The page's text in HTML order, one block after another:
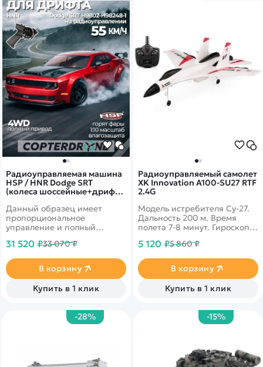
Радиоуправляемый самолет
XK Innovation A100-SU27 RTF
2.4G
Модель истребителя Су-27.
Дальность 200 м. Время
полета 7-8 минут. Гироскоп,
и легкий корпус с
5 120 ₽5 860 ₽
В корзину
Купить в 1 клик
Радиоуправляемая машина
HSP / HNR Dodge SRT
(колеса шоссейные+дрифт
H98248-1
Данный образец имеет
пропорциональное
управление и полный
электродвигатель и
конструкцию подвески,
масштаб 1:10, готовая к
эксплуатации. Автомобиль
снабжен светодиодной
темное время суток.
31 520 ₽33 070 ₽
В корзину
Купить в 1 клик
-28% -15%